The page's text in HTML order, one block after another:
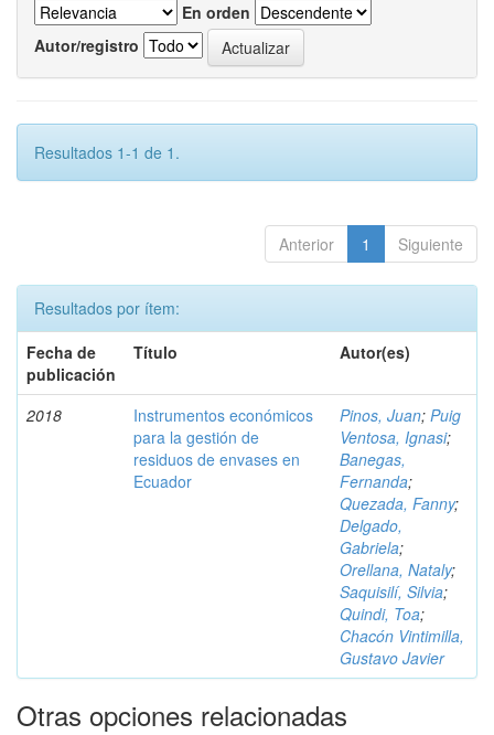
En orden
Autor/registro
Resultados 1-1 de 1.
Anterior 1 Siguiente
Resultados por ítem:
Fecha de
publicación
Título Autor(es)
2018
Instrumentos económicos
para la gestión de
residuos de envases en
Ecuador
Pinos, Juan; Puig
Ventosa, Ignasi;
Banegas,
Fernanda;
Quezada, Fanny;
Delgado,
Gabriela;
Orellana, Nataly;
Saquisilí, Silvia;
Quindi, Toa;
Chacón Vintimilla,
Gustavo Javier
Otras opciones relacionadas